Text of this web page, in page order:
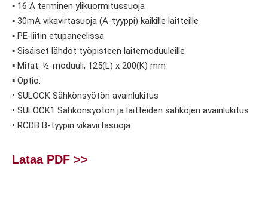
▪ 16 A terminen ylikuormitussuoja
▪ 30mA vikavirtasuoja (A-tyyppi) kaikille laitteille
▪ PE-liitin etupaneelissa
▪ Sisäiset lähdöt työpisteen laitemoduuleille
▪ Mitat: ½-moduuli, 125(L) x 200(K) mm
▪ Optio:
• SULOCK Sähkönsyötön avainlukitus
• SULOCK1 Sähkönsyötön ja laitteiden sähköjen avainlukitus
• RCDB B-tyypin vikavirtasuoja
Lataa PDF >>